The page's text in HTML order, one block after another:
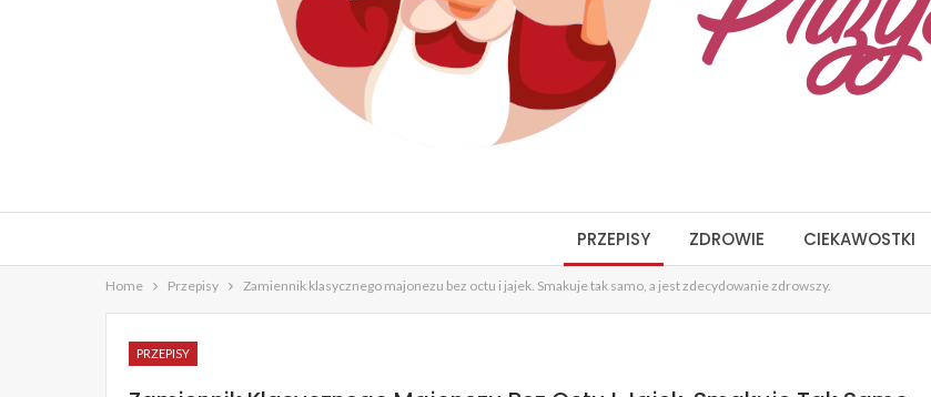
PRZEPISY ZDROWIE CIEKAWOSTKI
Home Przepisy Zamiennik klasycznego majonezu bez octu i jajek. Smakuje tak samo, a jest zdecydowanie zdrowszy.
PRZEPISY